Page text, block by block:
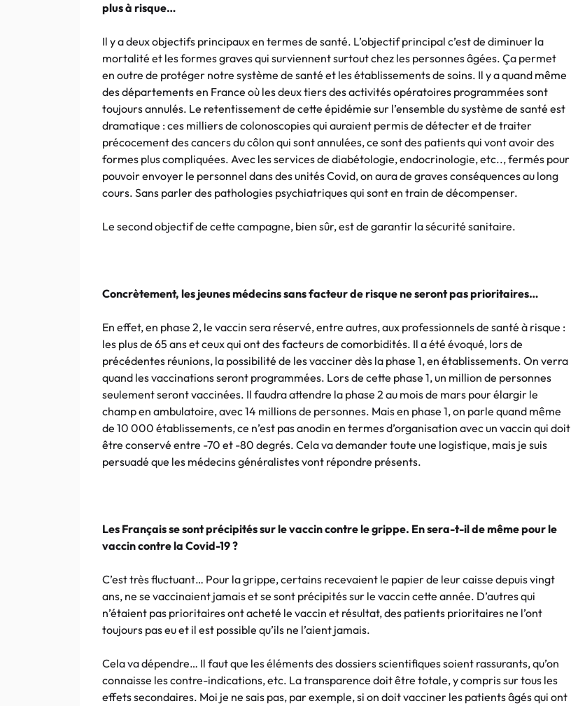
plus à risque…
Il y a deux objectifs principaux en termes de santé. L’objectif principal c’est de diminuer la
mortalité et les formes graves qui surviennent surtout chez les personnes âgées. Ça permet
en outre de protéger notre système de santé et les établissements de soins. Il y a quand même
des départements en France où les deux tiers des activités opératoires programmées sont
toujours annulés. Le retentissement de cette épidémie sur l’ensemble du système de santé est
dramatique : ces milliers de colonoscopies qui auraient permis de détecter et de traiter
précocement des cancers du côlon qui sont annulées, ce sont des patients qui vont avoir des
formes plus compliquées. Avec les services de diabétologie, endocrinologie, etc.., fermés pour
pouvoir envoyer le personnel dans des unités Covid, on aura de graves conséquences au long
cours. Sans parler des pathologies psychiatriques qui sont en train de décompenser.
Le second objectif de cette campagne, bien sûr, est de garantir la sécurité sanitaire.
Concrètement, les jeunes médecins sans facteur de risque ne seront pas prioritaires…
En effet, en phase 2, le vaccin sera réservé, entre autres, aux professionnels de santé à risque :
les plus de 65 ans et ceux qui ont des facteurs de comorbidités. Il a été évoqué, lors de
précédentes réunions, la possibilité de les vacciner dès la phase 1, en établissements. On verra
quand les vaccinations seront programmées. Lors de cette phase 1, un million de personnes
seulement seront vaccinées. Il faudra attendre la phase 2 au mois de mars pour élargir le
champ en ambulatoire, avec 14 millions de personnes. Mais en phase 1, on parle quand même
de 10 000 établissements, ce n’est pas anodin en termes d’organisation avec un vaccin qui doit
être conservé entre -70 et -80 degrés. Cela va demander toute une logistique, mais je suis
persuadé que les médecins généralistes vont répondre présents.
Les Français se sont précipités sur le vaccin contre le grippe. En sera-t-il de même pour le
vaccin contre la Covid-19 ?
C’est très fluctuant… Pour la grippe, certains recevaient le papier de leur caisse depuis vingt
ans, ne se vaccinaient jamais et se sont précipités sur le vaccin cette année. D’autres qui
n’étaient pas prioritaires ont acheté le vaccin et résultat, des patients prioritaires ne l’ont
toujours pas eu et il est possible qu’ils ne l’aient jamais.
Cela va dépendre… Il faut que les éléments des dossiers scientifiques soient rassurants, qu’on
connaisse les contre-indications, etc. La transparence doit être totale, y compris sur tous les
effets secondaires. Moi je ne sais pas, par exemple, si on doit vacciner les patients âgés qui ont